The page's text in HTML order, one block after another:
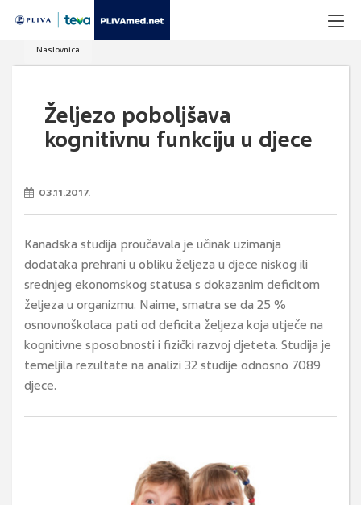
Naslovnica
Željezo poboljšava
kognitivnu funkciju u djece
03.11.2017.
Kanadska studija proučavala je učinak uzimanja
dodataka prehrani u obliku željeza u djece niskog ili
srednjeg ekonomskog statusa s dokazanim deficitom
željeza u organizmu. Naime, smatra se da 25 %
osnovnoškolaca pati od deficita željeza koja utječe na
kognitivne sposobnosti i fizički razvoj djeteta. Studija je
temeljila rezultate na analizi 32 studije odnosno 7089
djece.